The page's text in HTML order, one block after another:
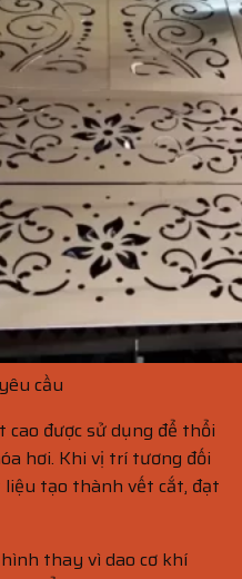
cầu
được sử dụng để thổi
hơi. Khi vị trí tương đối
tạo thành vết cắt, đạt
thay vì dao cơ khí